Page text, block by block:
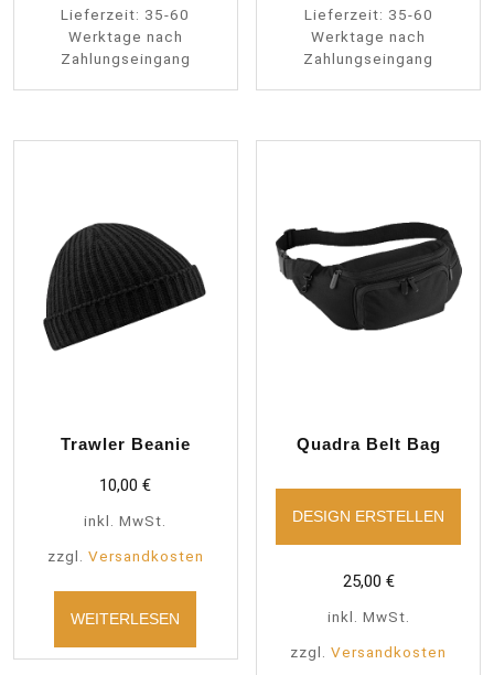
Lieferzeit: 35-60
Werktage nach
Zahlungseingang
Lieferzeit: 35-60
Werktage nach
Zahlungseingang
Trawler Beanie
10,00€
inkl. MwSt.
zzgl. Versandkosten
WEITERLESEN
Quadra Belt Bag
DESIGN ERSTELLEN
25,00 €
inkl. MwSt.
zzgl.Versandkosten